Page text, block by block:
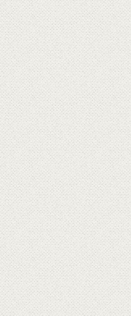
0
之旅
深度之旅